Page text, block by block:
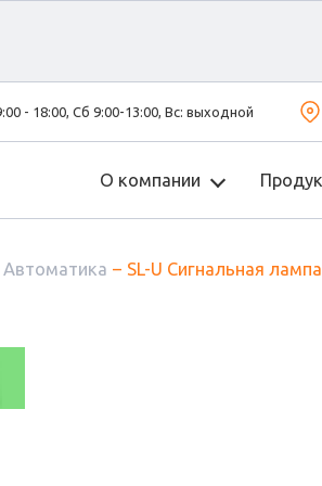
- 18:00, Сб 9:00-13:00, Вс: выходной
О компании
Автоматика SL-U Сигнальная